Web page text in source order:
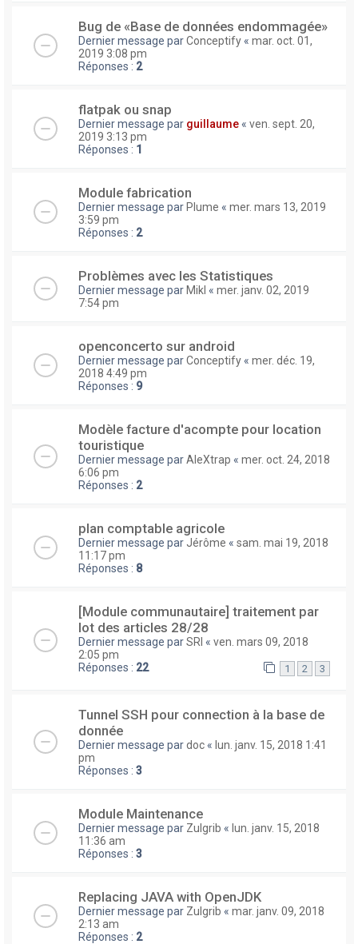
Bug de «Base de données endommagée»
Dernier message parConceptify « mar. oct. 01,
2019 3:08 pm
Réponses : 2
flatpak ou snap
Dernier message par guillaume « ven. sept. 20,
2019 3:13 pm
Réponses : 1
Module fabrication
Dernier message parPlume « mer. mars 13, 2019
3:59 pm
Réponses : 2
Problèmes avec les Statistiques
Dernier message parMikl « mer. janv. 02, 2019
7:54 pm
openconcerto sur android
Dernier message parConceptify « mer. déc. 19,
2018 4:49 pm
Réponses : 9
Modèle facture d'acompte pour location
touristique
Dernier message parAleXtrap « mer. oct. 24, 2018
6:06 pm
Réponses : 2
plan comptable agricole
Dernier message par Jérôme « sam. mai 19, 2018
11:17 pm
Réponses : 8
[Module communautaire] traitement par
lot des articles 28/28
Dernier message parSRI « ven. mars 09, 2018
2:05 pm
Réponses : 22 1 2 3
Tunnel SSH pour connection à la base de
donnée
Dernier message pardoc « lun. janv. 15, 2018 1:41
pm
Réponses : 3
Module Maintenance
Dernier message par Zulgrib « lun. janv. 15, 2018
11:36 am
Réponses : 3
Replacing JAVA with OpenJDK
Dernier message par Zulgrib « mar. janv. 09, 2018
2:13 am
Réponses : 2